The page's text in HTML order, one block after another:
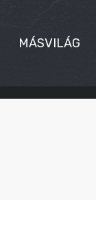
MÁSVILÁG